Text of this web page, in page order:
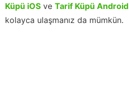
Küpü iOS ve Tarif Küpü Android
kolayca ulaşmanız da mümkün.